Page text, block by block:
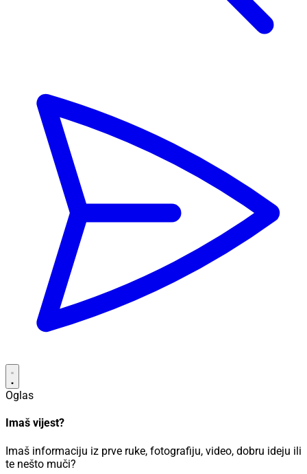
Oglas
Imaš vijest?
Imaš informaciju iz prve ruke, fotografiju, video, dobru ideju ili
te nešto muči?